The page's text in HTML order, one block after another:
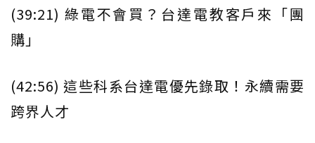
(39:21) 綠電不會買？台達電教客戶來「團
購」
(42:56) 這些科系台達電優先錄取！永續需要
跨界人才